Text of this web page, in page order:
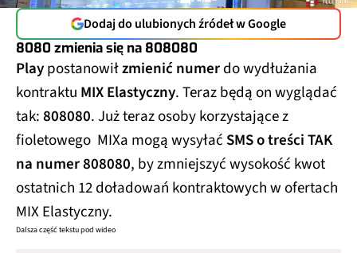
Dodaj do ulubionych źródeł w Google
8080 zmienia się na 808080
Playpostanowiłzmienić numerdo wydłużania
kontraktu MIX Elastyczny. Teraz będą on wyglądać
tak:808080. Już teraz osoby korzystające z
fioletowego MIXa mogą wysyłać SMS o treści TAK
na numer 808080, by zmniejszyć wysokość kwot
ostatnich 12 doładowań kontraktowych w ofertach
MIX Elastyczny.
Dalsza część tekstu pod wideo